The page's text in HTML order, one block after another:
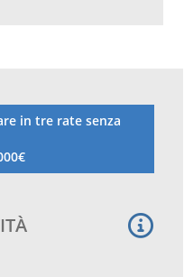
in tre rate senza